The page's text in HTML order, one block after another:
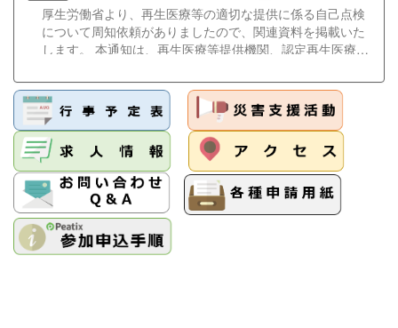
厚生労働省より、再生医療等の適切な提供に係る自己点検
について周知依頼がありましたので、関連資料を掲載いた
します。 本通知は、再生医療等提供機関、認定再生医療等
基づく再生医療等の適切な提供体制について自己点検を実
施し、必要な改善措置を講じるよう求めるものです。 詳細
につきましては、添付資料をご確認ください。 通知事務連
絡（別記団体宛）.pdf 再生医療等の適切な提供に係る自己
点検について（依頼）.pdf